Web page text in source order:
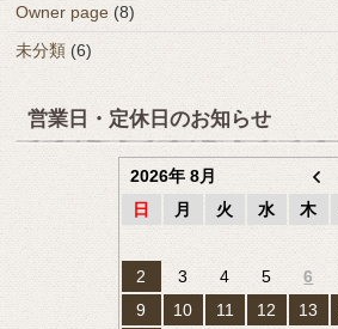
Owner page (8)
未分類 (6)
営業日・定休日のお知らせ
2026年 8月
日
月 火 水 木
2
3 4 5 6
9
10 11 12 13